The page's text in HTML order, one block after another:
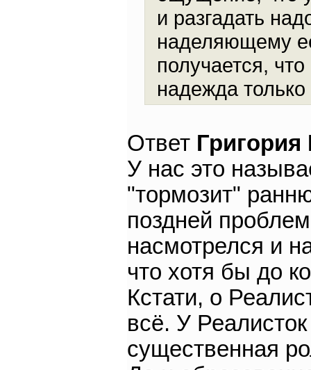
и разгадать
наделяющему
получается,
надежда
Ответ
У нас это
"тормозит"
поздней
насмотрелся и
что хотя бы до
Кстати, о
всё. У
существенная